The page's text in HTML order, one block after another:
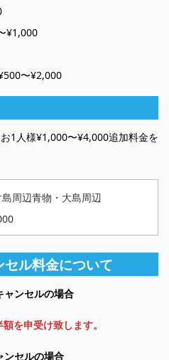
¥1,000
〜¥2,000
1人様¥1,000〜¥4,000追加料金を
周辺青物・大島周辺
ル料金について
ャンセルの場合
を申受け致します。
ンセルの場合